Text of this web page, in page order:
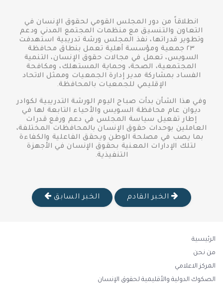
انطلاقاً من دور المجلس القومي لحقوق الإنسان في
التعاون والتنسيق مع منظمات المجتمع المدني ودعم
وتطوير قدراتها، نفذ المجلس ورشة تدريبية استهدفت
٢٣ جمعية ومؤسسة أهلية تعمل بنطاق محافظة
السويس، تعمل في مجالات حقوق الإنسان، التنمية
المجتمعية، الصحة، وحماية المستهلك، ومكافحة
الفساد بمشاركة مدير إدارة الجمعيات وممثل الاتحاد
الإقليمي للجمعيات بالمحافظة.
وفي هذا الشأن بدأت صباح اليوم الورشة التدريبية لكوادر
ديوان عام محافظة السويس والأحياء التابعة لها في
إطار تفعيل سياسة المجلس في دعم ورفع قدرات
العاملين بوحدات حقوق الإنسان بالمحافظات المختلفة،
بما يصب في مصلحة الوطن ويحقق الفاعلية والكفاءة
لتلك الإدارات المعنية بحقوق الإنسان في الأجهزة
التنفيذية.
الخبر القادم الخبر السابق
الرئيسية
من نحن
المركز الاعلامي
الصكوك الدولية والأقليمية لحقوق الإنسان